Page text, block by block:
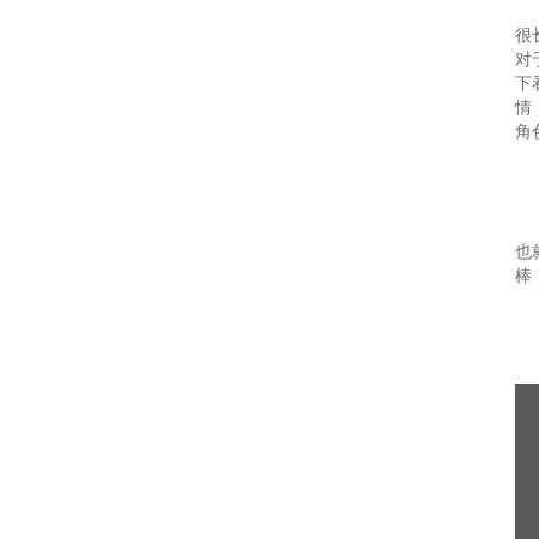
很
对
下
情
角
也
棒